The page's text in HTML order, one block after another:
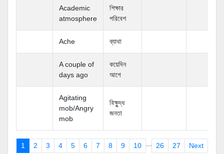
Academic
atmosphere
শিক্ষার
পরিবেশ
Ache ব্যাথা
A couple of
days ago
কয়েদিন
আগে
Agitating
mob/Angry
mob
বিক্ষুুদ্ধ
জনতা
1 2 3 4 5 6 7 8 9 10 26 27 Next